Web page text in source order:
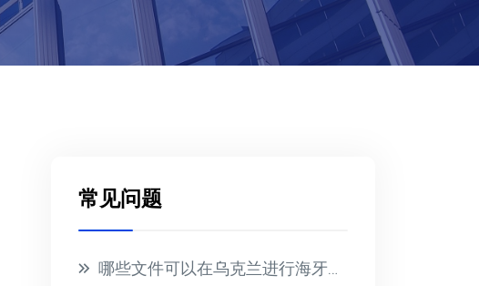
常见问题
哪些文件可以在乌克兰进行海牙认证？